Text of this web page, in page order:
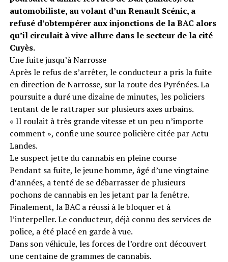
automobiliste, au volant d’un Renault Scénic, a
refusé d’obtempérer aux injonctions de la BAC alors
qu’il circulait à vive allure dans le secteur de la cité
Cuyès.
Une fuite jusqu’à Narrosse
Après le refus de s’arrêter, le conducteur a pris la fuite
en direction de Narrosse, sur la route des Pyrénées. La
poursuite a duré une dizaine de minutes, les policiers
tentant de le rattraper sur plusieurs axes urbains.
« Il roulait à très grande vitesse et un peu n’importe
comment », confie une source policière citée par Actu
Landes.
Le suspect jette du cannabis en pleine course
Pendant sa fuite, le jeune homme, âgé d’une vingtaine
d’années, a tenté de se débarrasser de plusieurs
pochons de cannabis en les jetant par la fenêtre.
Finalement, la BAC a réussi à le bloquer et à
l’interpeller. Le conducteur, déjà connu des services de
police, a été placé en garde à vue.
Dans son véhicule, les forces de l’ordre ont découvert
une centaine de grammes de cannabis.